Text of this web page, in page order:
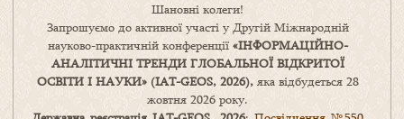
Шановні колеги!
Запрошуємо до активної участі у Другій Міжнародній
науково-практичній конференції «ІНФОРМАЦІЙНО-
АНАЛІТИЧНІ ТРЕНДИ ГЛОБАЛЬНОЇ ВІДКРИТОЇ
ОСВІТИ І НАУКИ» (IAT-GEOS, 2026),яка відбудеться 28
жовтня 2026 року.